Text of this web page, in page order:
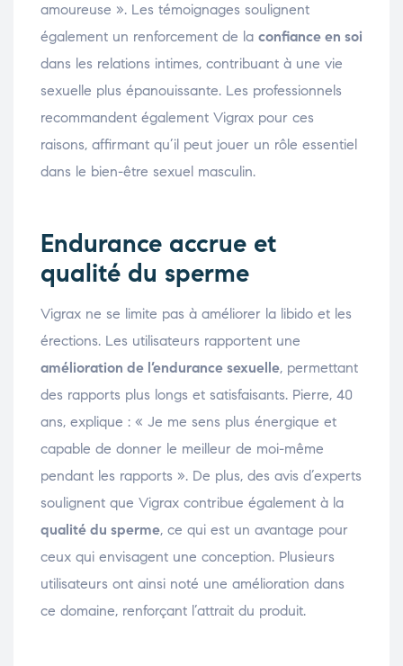
amoureuse ». Les témoignages soulignent
également un renforcement de la confiance en soi
dans les relations intimes, contribuant à une vie
sexuelle plus épanouissante. Les professionnels
recommandent également Vigrax pour ces
raisons, affirmant qu’il peut jouer un rôle essentiel
dans le bien-être sexuel masculin.
Endurance accrue et
qualité du sperme
Vigrax ne se limite pas à améliorer la libido et les
érections. Les utilisateurs rapportent une
amélioration de l’endurance sexuelle, permettant
des rapports plus longs et satisfaisants. Pierre, 40
ans, explique : « Je me sens plus énergique et
capable de donner le meilleur de moi-même
pendant les rapports ». De plus, des avis d’experts
soulignent que Vigrax contribue également à la
qualité du sperme, ce qui est un avantage pour
ceux qui envisagent une conception. Plusieurs
utilisateurs ont ainsi noté une amélioration dans
ce domaine, renforçant l’attrait du produit.